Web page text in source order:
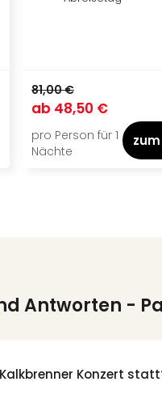
81,00 €
ab 48,50 €
pro Person für 1
Nächte
Antworten -
Konzert